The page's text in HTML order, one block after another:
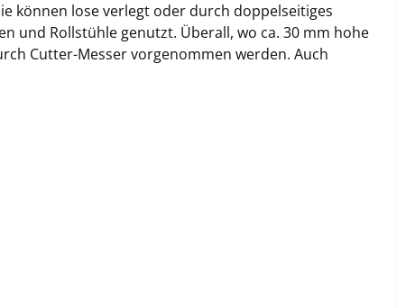
können lose verlegt oder durch doppelseitiges
und Rollstühle genutzt. Überall, wo ca. 30 mm hohe
Cutter-Messer vorgenommen werden. Auch